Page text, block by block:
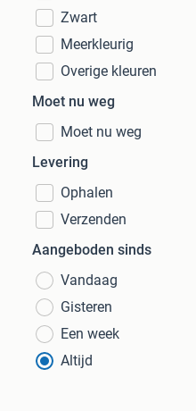
Zwart
Meerkleurig
Overige kleuren
Moet nu weg
Moet nu weg
Levering
Ophalen
Verzenden
Aangeboden sinds
Vandaag
Gisteren
Een week
Altijd